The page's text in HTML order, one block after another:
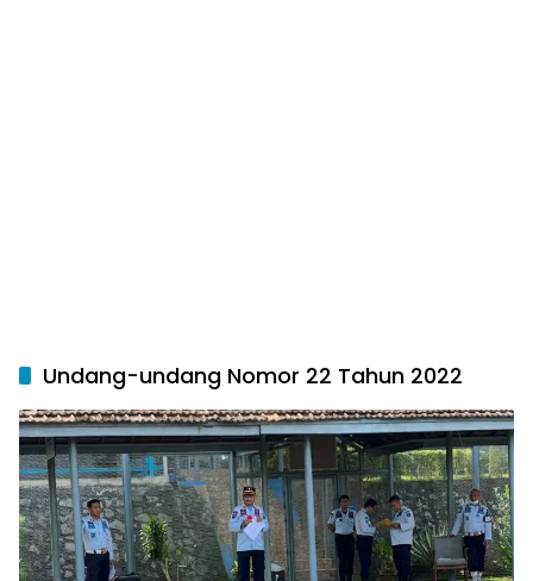
Undang-undang Nomor 22 Tahun 2022